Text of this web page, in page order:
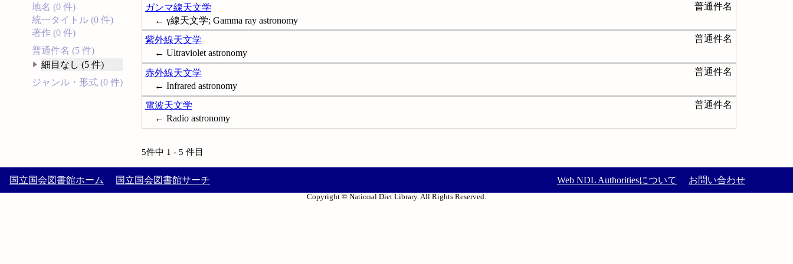
地名 (0 件)
統一タイトル (0 件)
著作 (0 件)
普通件名 (5 件)
細目なし (5 件)
ジャンル・形式 (0 件)
ガンマ線天文学
普通件名
← γ線天文学; Gamma ray astronomy
紫外線天文学
普通件名
← Ultraviolet astronomy
赤外線天文学
普通件名
← Infrared astronomy
電波天文学
普通件名
← Radio astronomy
5件中 1 - 5 件目
国立国会図書館ホーム 国立国会図書館サーチ Web NDL Authoritiesについて お問い合わせ
Copyright © National Diet Library. All Rights Reserved.